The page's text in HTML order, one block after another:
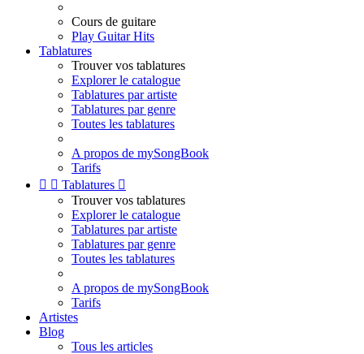
Cours de guitare
Play Guitar Hits
Tablatures
Trouver vos tablatures
Explorer le catalogue
Tablatures par artiste
Tablatures par genre
Toutes les tablatures
A propos de mySongBook
Tarifs
  Tablatures 
Trouver vos tablatures
Explorer le catalogue
Tablatures par artiste
Tablatures par genre
Toutes les tablatures
A propos de mySongBook
Tarifs
Artistes
Blog
Tous les articles